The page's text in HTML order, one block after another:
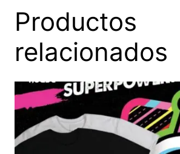
Productos
relacionados